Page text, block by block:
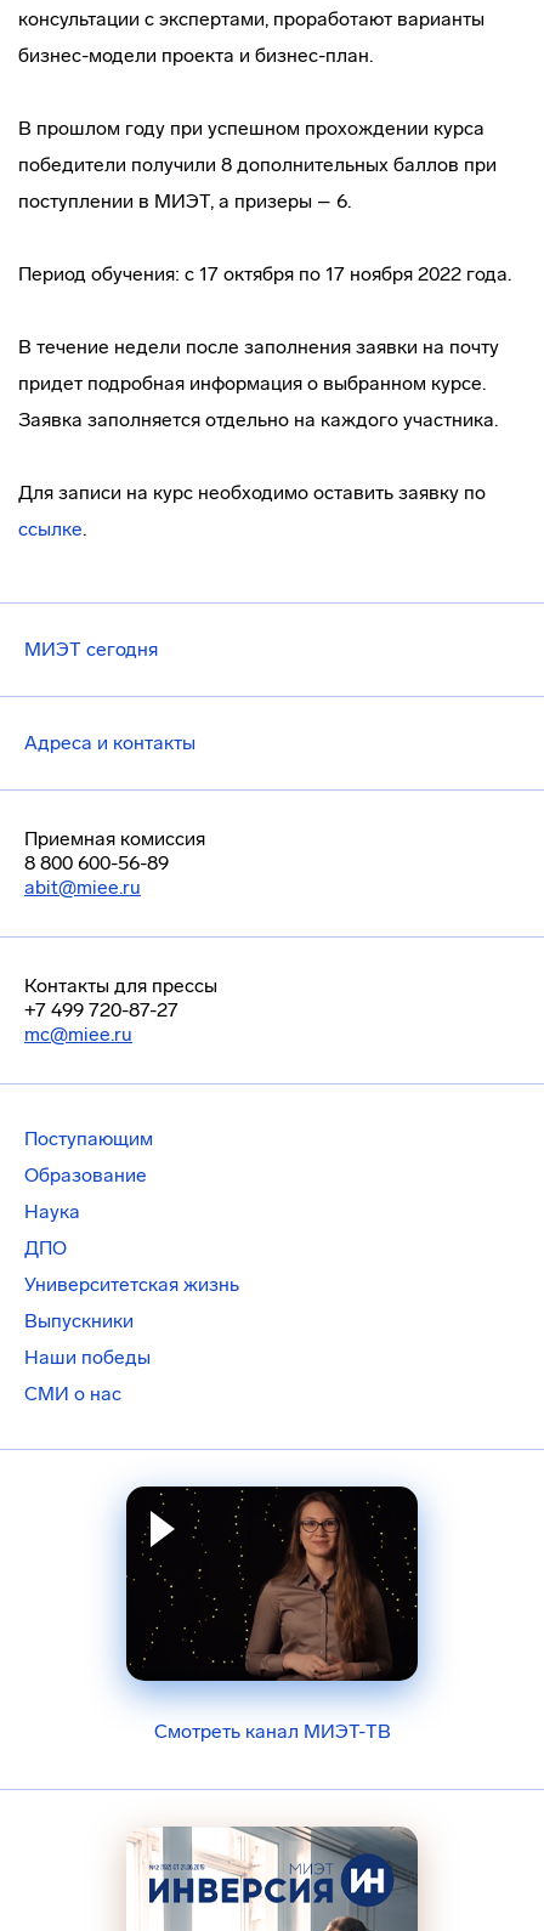
консультации с экспертами, проработают варианты
бизнес-модели проекта и бизнес-план.
В прошлом году при успешном прохождении курса
победители получили 8 дополнительных баллов при
поступлении в МИЭТ, а призеры – 6.
Период обучения: с 17 октября по 17 ноября 2022 года.
В течение недели после заполнения заявки на почту
придет подробная информация о выбранном курсе.
Заявка заполняется отдельно на каждого участника.
Для записи на курс необходимо оставить заявку по
ссылке.
МИЭТ сегодня
Адреса и контакты
Приемная комиссия
8 800 600-56-89
abit@miee.ru
Контакты для прессы
+7 499 720-87-27
mc@miee.ru
Поступающим
Образование
Наука
ДПО
Университетская жизнь
Выпускники
Наши победы
СМИ о нас
Смотреть канал МИЭТ-ТВ